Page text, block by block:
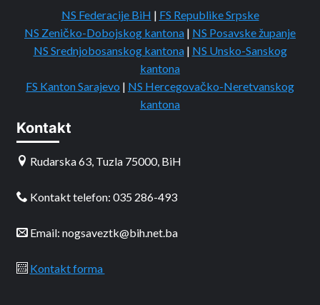
NS Federacije BiH | FS Republike Srpske
NS Zeničko-Dobojskog kantona | NS Posavske županje
NS Srednjobosanskog kantona | NS Unsko-Sanskog
kantona
FS Kanton Sarajevo | NS Hercegovačko-Neretvanskog
kantona
Kontakt
Rudarska 63, Tuzla 75000, BiH
Kontakt telefon: 035 286-493
Email: nogsaveztk@bih.net.ba
Kontakt forma